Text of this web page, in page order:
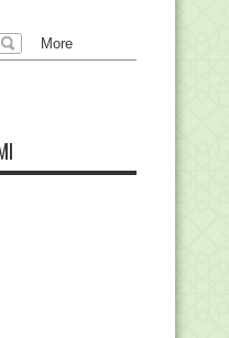
Ke-NU-an K-
2025
PPG Dalam
Kemenag
Tunjangan